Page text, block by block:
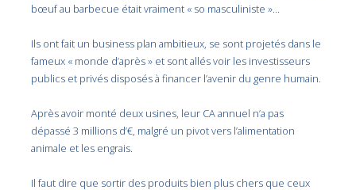
bœuf au barbecue était vraiment « so masculiniste »…
Ils ont fait un business plan ambitieux, se sont projetés dans le
fameux « monde d’après » et sont allés voir les investisseurs
publics et privés disposés à financer l’avenir du genre humain.
Après avoir monté deux usines, leur CA annuel n’a pas
dépassé 3 millions d’€, malgré un pivot vers l’alimentation
animale et les engrais.
Il faut dire que sortir des produits bien plus chers que ceux